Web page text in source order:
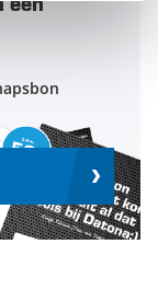
een